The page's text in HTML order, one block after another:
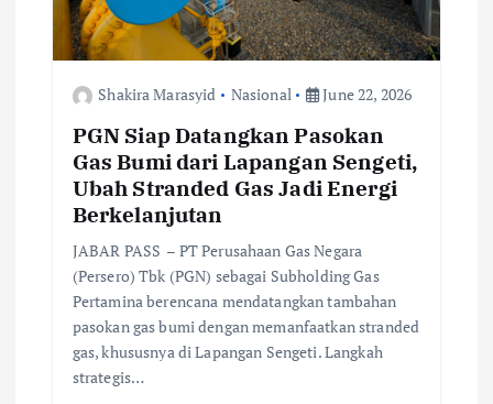
Shakira Marasyid Nasional June 22, 2026
PGN Siap Datangkan Pasokan
Gas Bumi dari Lapangan Sengeti,
Ubah Stranded Gas Jadi Energi
Berkelanjutan
JABAR PASS – PT Perusahaan Gas Negara
(Persero) Tbk (PGN) sebagai Subholding Gas
Pertamina berencana mendatangkan tambahan
pasokan gas bumi dengan memanfaatkan stranded
gas, khususnya di Lapangan Sengeti. Langkah
strategis…